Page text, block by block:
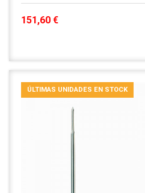
151,60 €
ÚLTIMAS UNIDADES EN STOCK